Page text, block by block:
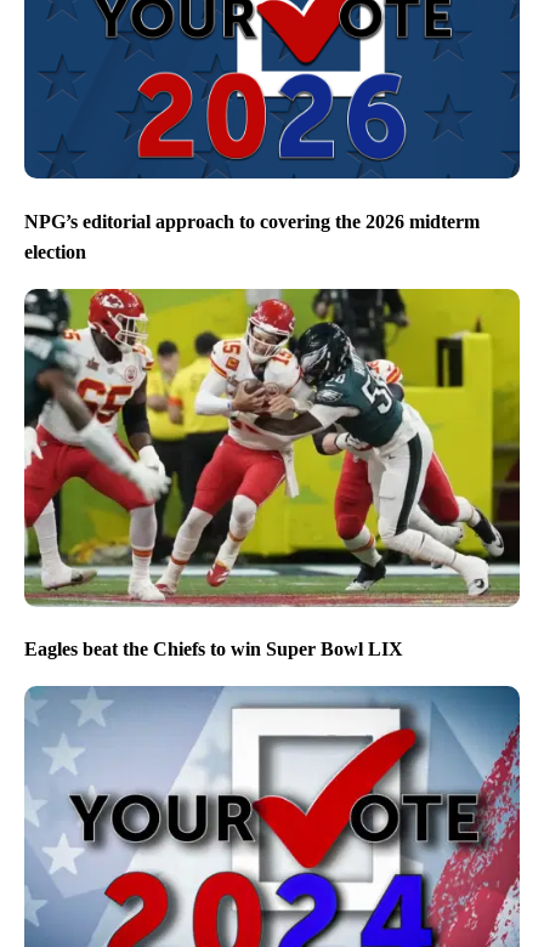
NPG’s editorial approach to covering the 2026 midterm
election
Eagles beat the Chiefs to win Super Bowl LIX